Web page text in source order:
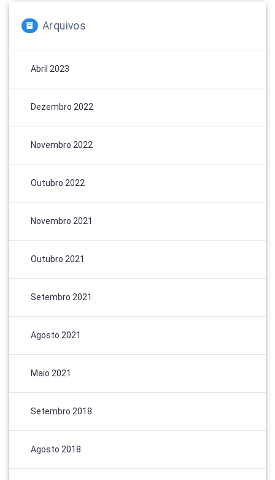
Arquivos
Abril 2023
Dezembro 2022
Novembro 2022
Outubro 2022
Novembro 2021
Outubro 2021
Setembro 2021
Agosto 2021
Maio 2021
Setembro 2018
Agosto 2018